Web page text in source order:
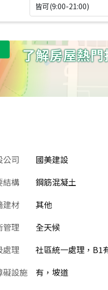
皆可(9:00-21:00)
公司
國美建設
結構
鋼筋混凝土
建材
其他
管理
全天候
處理
社區統一處理，B1
礙設施
有，坡道